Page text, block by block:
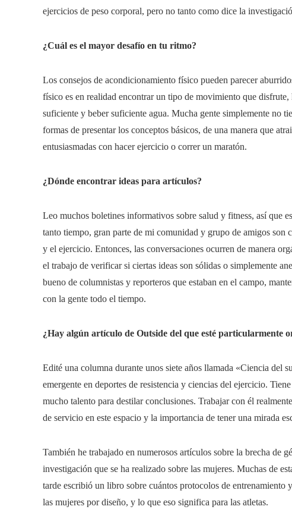
ejercicios de peso corporal, pero no tanto como dice la
¿Cuál es el mayor desafío en tu ritmo?
Los consejos de acondicionamiento físico pueden parecer
físico es en realidad encontrar un tipo de movimiento que
suficiente y beber suficiente agua. Mucha gente simplemente no
formas de presentar los conceptos básicos, de una manera que
entusiasmadas con hacer ejercicio o correr un maratón.
¿Dónde encontrar ideas para artículos?
Leo muchos boletines informativos sobre salud y fitness, así que
tanto tiempo, gran parte de mi comunidad y grupo de amigos son
y el ejercicio. Entonces, las conversaciones ocurren de manera
el trabajo de verificar si ciertas ideas son sólidas o simplemente
bueno de columnistas y reporteros que estaban en el campo,
con la gente todo el tiempo.
¿Hay algún artículo de Outside del que esté particularmente
Edité una columna durante unos siete años llamada «Ciencia del
emergente en deportes de resistencia y ciencias del ejercicio.
mucho talento para destilar conclusiones. Trabajar con él
de servicio en este espacio y la importancia de tener una mirada
También he trabajado en numerosos artículos sobre la brecha de
investigación que se ha realizado sobre las mujeres. Muchas de
tarde escribió un libro sobre cuántos protocolos de entrenamiento
las mujeres por diseño, y lo que eso significa para las atletas.